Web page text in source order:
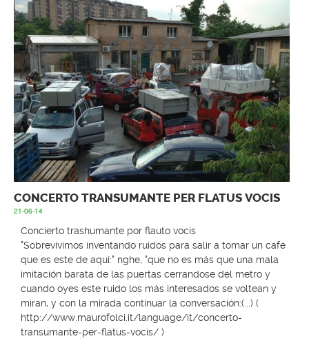
CONCERTO TRANSUMANTE PER FLATUS VOCIS
21-06-14
Concierto trashumante por flauto vocis
"Sobrevivimos inventando ruidos para salir a tomar un café
que es este de aquí:" nghe, "que no es más que una mala
imitación barata de las puertas cerrandose del metro y
cuando oyes este ruido los más interesados se voltean y
miran, y con la mirada continuar la conversación:(...) (
http://www.maurofolci.it/language/it/concerto-
transumante-per-flatus-vocis/ )